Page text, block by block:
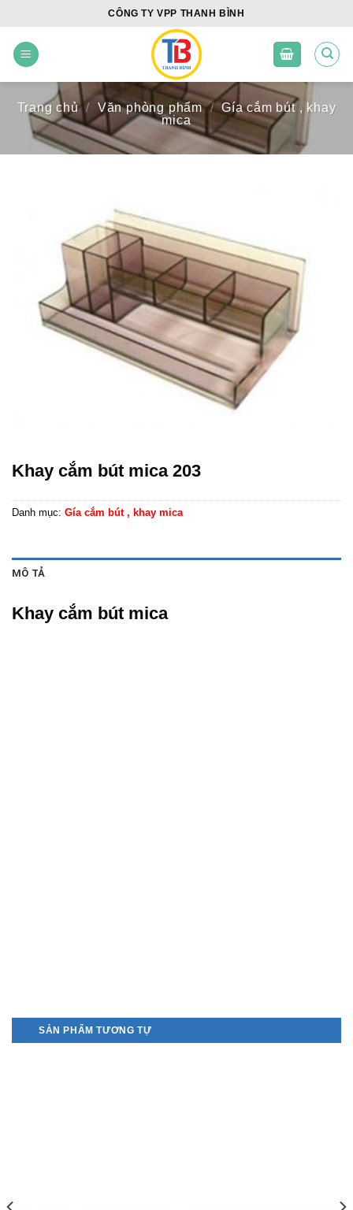
content
CÔNG TY VPP THANH BÌNH
Trang chủ / Văn phòng phẩm / Gía cắm bút , khay
mica
Khay cắm bút mica 203
Danh mục: Gía cắm bút , khay mica
MÔ TẢ
Khay cắm bút mica
SẢN PHẨM TƯƠNG TỰ